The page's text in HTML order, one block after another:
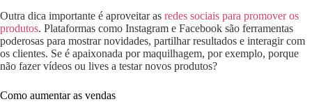
Outra dica importante é aproveitar as redes sociais para promover os
produtos. Plataformas como Instagram e Facebook são ferramentas
poderosas para mostrar novidades, partilhar resultados e interagir com
os clientes. Se é apaixonada por maquilhagem, por exemplo, porque
não fazer vídeos ou lives a testar novos produtos?
Como aumentar as vendas